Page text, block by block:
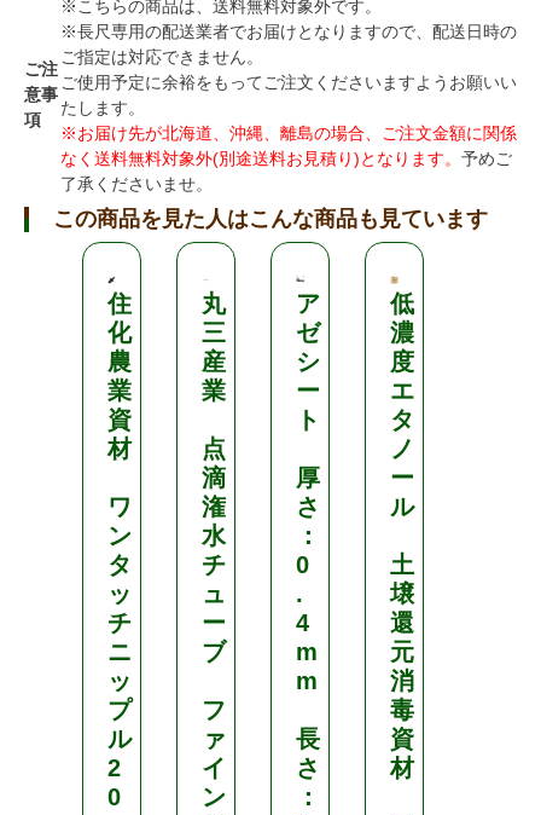
ご注
意事
項
※こちらの商品は、送料無料対象外です。
※長尺専用の配送業者でお届けとなりますので、配送日時の
ご指定は対応できません。
ご使用予定に余裕をもってご注文くださいますようお願いい
たします。
※お届け先が北海道、沖縄、離島の場合、ご注文金額に関係
なく送料無料対象外(別途送料お見積り)となります。 予めご
了承くださいませ。
この商品を見た人はこんな商品も見ています
住
化
農
業
資
材
ワ
ン
タ
ッ
チ
ニ
ッ
プ
ル
2
0
丸
三
産
業
点
滴
潅
水
チ
ュ
ー
ブ
フ
ァ
イ
ン
ア
ゼ
シ
ー
ト
厚
さ
：
0
.
4
m
m
長
さ
：
低
濃
度
エ
タ
ノ
ー
ル
土
壌
還
元
消
毒
資
材